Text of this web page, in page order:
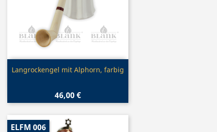
Vorschau
Langrockengel mit Alphorn, farbig
46,00 €
ELFM 006